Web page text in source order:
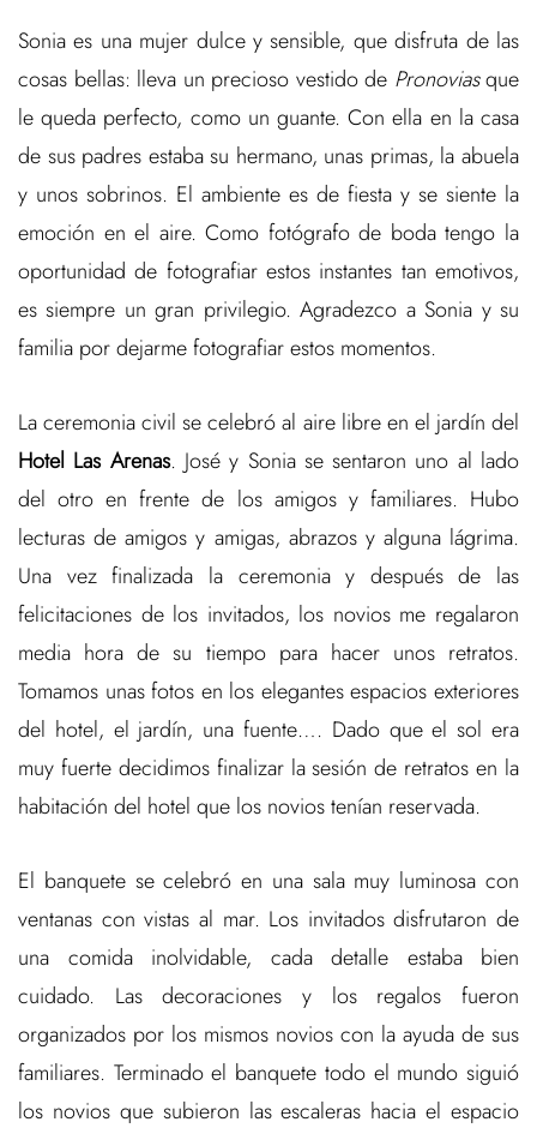
Sonia es una mujer dulce y sensible, que disfruta de las
cosas bellas: lleva un precioso vestido de Pronoviasque
le queda perfecto, como un guante. Con ella en la casa
de sus padres estaba su hermano, unas primas, la abuela
y unos sobrinos. El ambiente es de fiesta y se siente la
emoción en el aire. Como fotógrafo de boda tengo la
oportunidad de fotografiar estos instantes tan emotivos,
es siempre un gran privilegio. Agradezco a Sonia y su
familia por dejarme fotografiar estos momentos.
La ceremonia civil se celebró al aire libre en el jardín del
Hotel Las Arenas. José y Sonia se sentaron uno al lado
del otro en frente de los amigos y familiares. Hubo
lecturas de amigos y amigas, abrazos y alguna lágrima.
Una vez finalizada la ceremonia y después de las
felicitaciones de los invitados, los novios me regalaron
media hora de su tiempo para hacer unos retratos.
Tomamos unas fotos en los elegantes espacios exteriores
del hotel, el jardín, una fuente…. Dado que el sol era
muy fuerte decidimos finalizar la sesión de retratos en la
habitación del hotel que los novios tenían reservada.
El banquete se celebró en una sala muy luminosa con
ventanas con vistas al mar. Los invitados disfrutaron de
una comida inolvidable, cada detalle estaba bien
cuidado. Las decoraciones y los regalos fueron
organizados por los mismos novios con la ayuda de sus
familiares. Terminado el banquete todo el mundo siguió
los novios que subieron las escaleras hacia el espacio